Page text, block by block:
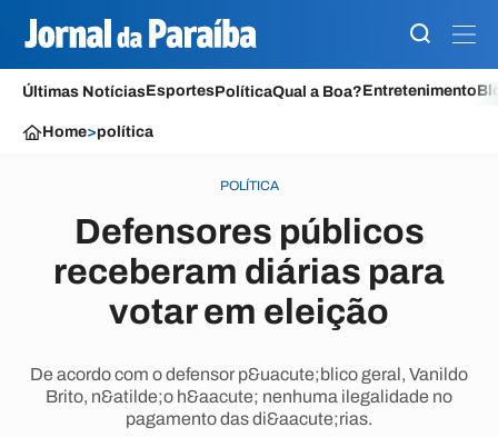
Últimas NotíciasEsportesPolíticaQual a Boa?Entretenimento
Home>política
POLÍTICA
Defensores públicos
receberam diárias para
votar em eleição
De acordo com o defensor p&uacute;blico geral, Vanildo
Brito, n&atilde;o h&aacute; nenhuma ilegalidade no
pagamento das di&aacute;rias.